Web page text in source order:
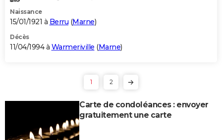
Naissance
15/01/1921 à Berru (Marne)
Décès
11/04/1994 à Warmeriville (Marne)
1 2
Carte de condoléances : envoyer
gratuitement une carte